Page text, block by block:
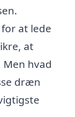
at lede
at
hvad
dræn